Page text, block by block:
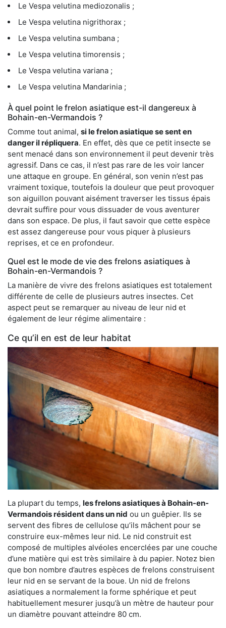
Le Vespa velutina mediozonalis ;
Le Vespa velutina nigrithorax ;
Le Vespa velutina sumbana ;
Le Vespa velutina timorensis ;
Le Vespa velutina variana ;
Le Vespa velutina Mandarinia ;
À quel point le frelon asiatique est-il dangereux à
Bohain-en-Vermandois ?
Comme tout animal, si le frelon asiatique se sent en
danger il répliquera. En effet, dès que ce petit insecte se
sent menacé dans son environnement il peut devenir très
agressif. Dans ce cas, il n’est pas rare de les voir lancer
une attaque en groupe. En général, son venin n’est pas
vraiment toxique, toutefois la douleur que peut provoquer
son aiguillon pouvant aisément traverser les tissus épais
devrait suffire pour vous dissuader de vous aventurer
dans son espace. De plus, il faut savoir que cette espèce
est assez dangereuse pour vous piquer à plusieurs
reprises, et ce en profondeur.
Quel est le mode de vie des frelons asiatiques à
Bohain-en-Vermandois ?
La manière de vivre des frelons asiatiques est totalement
différente de celle de plusieurs autres insectes. Cet
aspect peut se remarquer au niveau de leur nid et
également de leur régime alimentaire :
Ce qu’il en est de leur habitat
La plupart du temps, les frelons asiatiques à Bohain-en-
Vermandois résident dans un nid ou un guêpier. Ils se
servent des fibres de cellulose qu’ils mâchent pour se
construire eux-mêmes leur nid. Le nid construit est
composé de multiples alvéoles encerclées par une couche
d’une matière qui est très similaire à du papier. Notez bien
que bon nombre d’autres espèces de frelons construisent
leur nid en se servant de la boue. Un nid de frelons
asiatiques a normalement la forme sphérique et peut
habituellement mesurer jusqu’à un mètre de hauteur pour
un diamètre pouvant atteindre 80 cm.